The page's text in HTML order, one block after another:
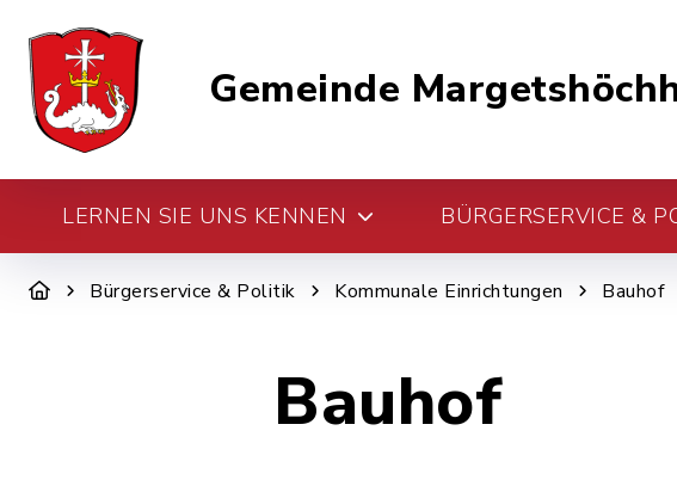
Gemeinde
LERNEN SIE UNS KENNEN BÜRGERSERVICE &
Bürgerservice & Politik Kommunale Einrichtungen Bauhof
Bauhof